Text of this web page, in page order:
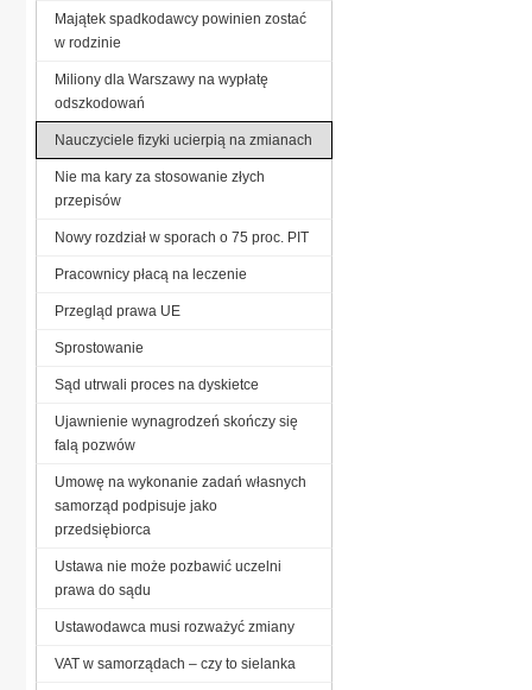
Majątek spadkodawcy powinien zostać
w rodzinie
Miliony dla Warszawy na wypłatę
odszkodowań
Nauczyciele fizyki ucierpią na zmianach
Nie ma kary za stosowanie złych
przepisów
Nowy rozdział w sporach o 75 proc. PIT
Pracownicy płacą na leczenie
Przegląd prawa UE
Sprostowanie
Sąd utrwali proces na dyskietce
Ujawnienie wynagrodzeń skończy się
falą pozwów
Umowę na wykonanie zadań własnych
samorząd podpisuje jako
przedsiębiorca
Ustawa nie może pozbawić uczelni
prawa do sądu
Ustawodawca musi rozważyć zmiany
VAT w samorządach – czy to sielanka